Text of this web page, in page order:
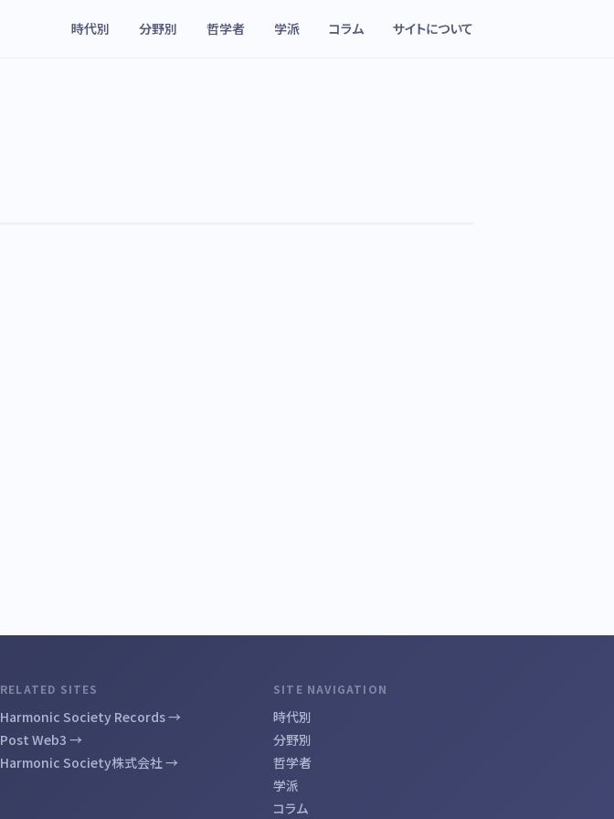
時代別 分野別 哲学者 学派 コラム サイトについて
RELATED SITES
Harmonic Society Records →
Post Web3 →
Harmonic Society株式会社 →
SITE NAVIGATION
時代別
分野別
哲学者
学派
コラム